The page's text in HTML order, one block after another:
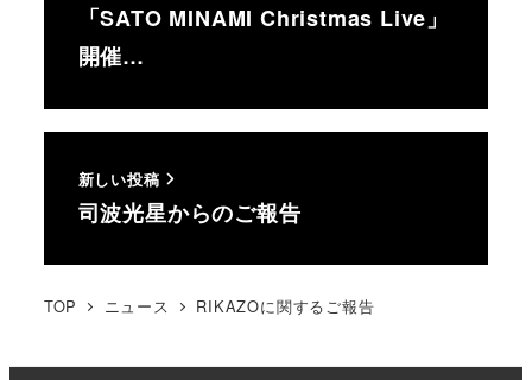
「SATO MINAMI Christmas Live」
開催…
新しい投稿
司波光星からのご報告
TOP ニュース RIKAZOに関するご報告